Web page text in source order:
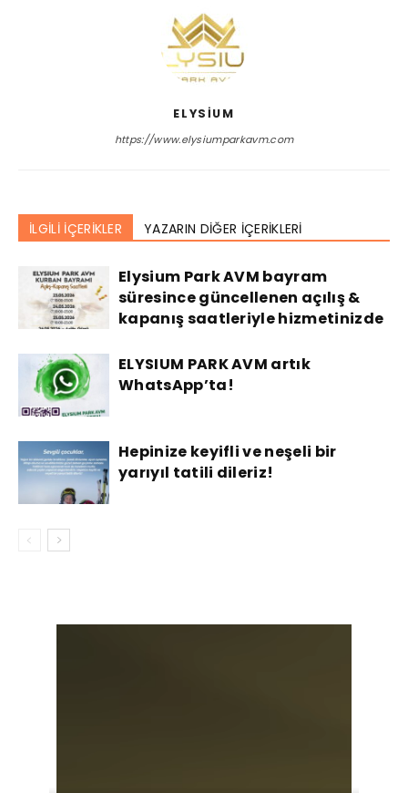
ELYSIUM
https://www.elysiumparkavm.com
İLGİLİ İÇERİKLER YAZARIN DİĞER İÇERİKLERİ
Elysium Park AVM bayram
süresince güncellenen açılış &
kapanış saatleriyle hizmetinizde
ELYSIUM PARK AVM artık
WhatsApp’ta!
Hepinize keyifli ve neşeli bir
yarıyıl tatili dileriz!